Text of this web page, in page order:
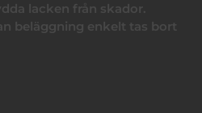
lacken från skador.
beläggning enkelt tas bort